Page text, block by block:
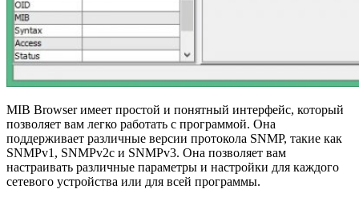
MIB Browser имеет простой и понятный интерфейс, который
позволяет вам легко работать с программой. Она
поддерживает различные версии протокола SNMP, такие как
SNMPv1, SNMPv2c и SNMPv3. Она позволяет вам
настраивать различные параметры и настройки для каждого
сетевого устройства или для всей программы.